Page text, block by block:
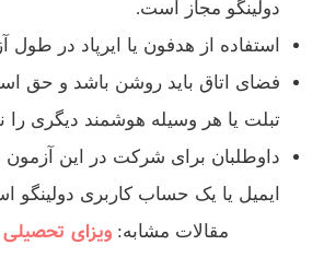
دولینگو مجاز است.
استفاده از هدفون یا ایرپاد در طول
فضای اتاق باید روشن باشد و حق
تبلت یا هر وسیله هوشمند دیگری را
داوطلبان برای شرکت در این آزمون
ایمیل یا یک حساب کاربری دولینگو
مقالات مشابه:ویزای تحصیلی